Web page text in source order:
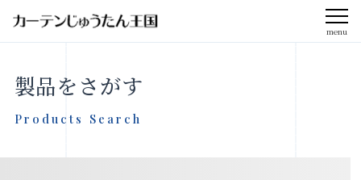
menu
会社案内
お知らせ
製品をさがす
Products Search